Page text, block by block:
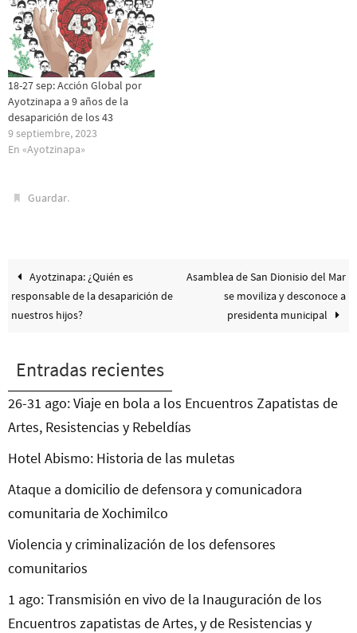
18-27 sep: Acción Global por
Ayotzinapa a 9 años de la
desaparición de los 43
9 septiembre, 2023
En «Ayotzinapa»
Guardar.
Ayotzinapa: ¿Quién es
responsable de la desaparición de
nuestros hijos?
Asamblea de San Dionisio del Mar
se moviliza y desconoce a
presidenta municipal
Entradas recientes
26-31 ago: Viaje en bola a los Encuentros Zapatistas de
Artes, Resistencias y Rebeldías
Hotel Abismo: Historia de las muletas
Ataque a domicilio de defensora y comunicadora
comunitaria de Xochimilco
Violencia y criminalización de los defensores
comunitarios
1 ago: Transmisión en vivo de la Inauguración de los
Encuentros zapatistas de Artes, y de Resistencias y